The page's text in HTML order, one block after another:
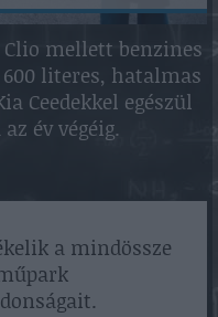
mellett benzines
literes, hatalmas
Ceedekkel egészül
év végéig.
a mindössze